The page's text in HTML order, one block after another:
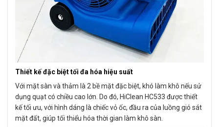
Thiết kế đặc biệt tối đa hóa hiệu suất
Với mặt sàn và thảm là 2 bề mặt đặc biệt, khó làm khô nếu sử
dụng quạt có chiều cao lớn. Do đó, HiClean HC533 được thiết
kế tối ưu, với hình dáng là chiếc vỏ ốc, đầu ra của luồng gió sát
mặt đất, giúp tối thiểu hóa thời gian làm khô sàn.